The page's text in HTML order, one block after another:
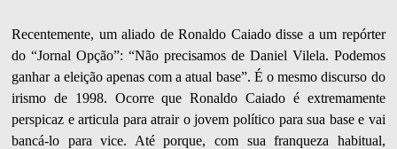
Recentemente, um aliado de Ronaldo Caiado disse a um repórter
do “Jornal Opção”: “Não precisamos de Daniel Vilela. Podemos
ganhar a eleição apenas com a atual base”. É o mesmo discurso do
irismo de 1998. Ocorre que Ronaldo Caiado é extremamente
perspicaz e articula para atrair o jovem político para sua base e vai
bancá-lo para vice. Até porque, com sua franqueza habitual,